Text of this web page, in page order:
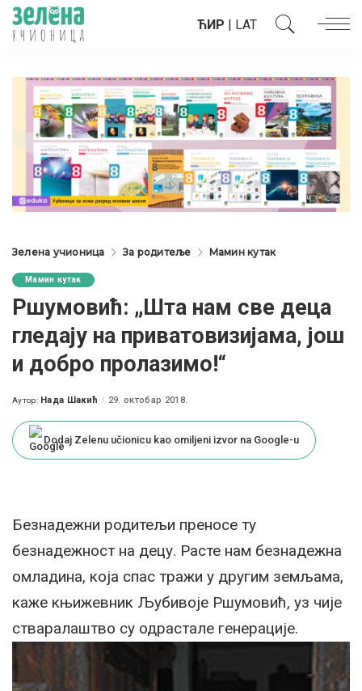
ЋИР | LAT
Зелена учионица За родитеље Мамин кутак
Мамин кутак
Ршумовић: „Шта нам све деца
гледају на приватовизијама, још
и добро пролазимо!“
Posted
Аутор: Нада Шакић 29. октобар 2018.
Dodaj Zelenu učionicu kao omiljeni izvor na Google-u
Безнадежни родитељи преносе ту
безнадежност на децу. Расте нам безнадежна
омладина, која спас тражи у другим земљама,
каже књижевник Љубивоје Ршумовић, уз чије
стваралаштво су одрастале генерације.